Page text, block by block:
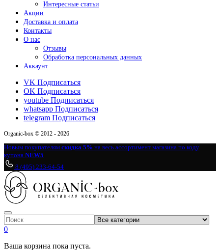
Интересные статьи
Акции
Доставка и оплата
Контакты
О нас
Отзывы
Обработка персональных данных
Аккаунт
VK Подписаться
OK Подписаться
youtube Подписаться
whatsapp Подписаться
telegram Подписаться
Organic-box © 2012 - 2026
Новым покупателям скидка 5% на весь ассортимент магазина по коду
купона NEW5
8 (495) 233-64-54
0
Ваша корзина пока пуста.